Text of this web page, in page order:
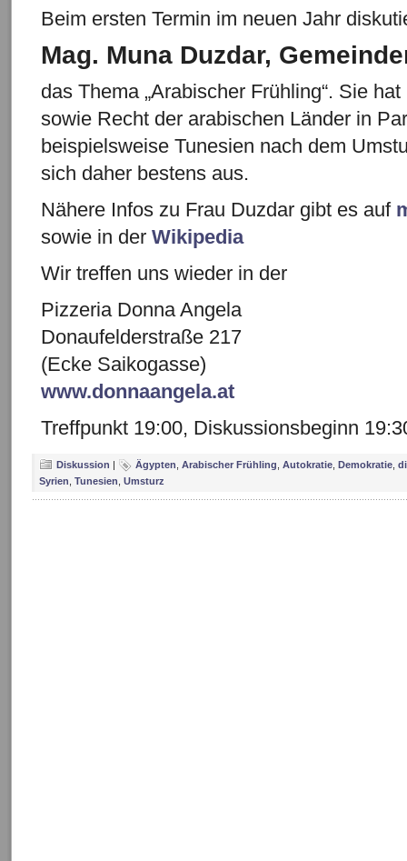
Beim ersten Termin im neuen Jahr
Mag. Muna Duzdar,
das Thema „Arabischer Frühling“. Sie
sowie Recht der arabischen Länder in
beispielsweise Tunesien nach dem
sich daher bestens aus.
Nähere Infos zu Frau Duzdar gibt es auf
sowie in der Wikipedia
Wir treffen uns wieder in der
Pizzeria Donna Angela
Donaufelderstraße 217
(Ecke Saikogasse)
www.donnaangela.at
Treffpunkt 19:00, Diskussionsbeginn
Diskussion | Ägypten Arabischer Frühling Autokratie Demokratie
Syrien Tunesien Umsturz